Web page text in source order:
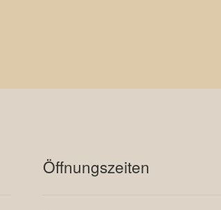
Öffnungszeiten